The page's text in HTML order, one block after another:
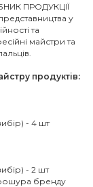
ПРОДУКЦІЇ
у
та
майстри та
продуктів:
- 4 шт
- 2 шт
бренду